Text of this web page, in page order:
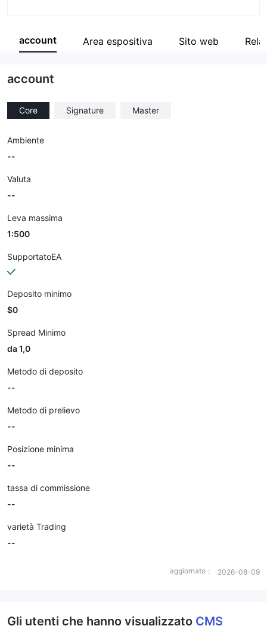
account Area espositiva Sito web
account
Core Signature Master
Ambiente
--
Valuta
--
Leva massima
1:500
SupportatoEA
Deposito minimo
$0
Spread Minimo
da 1,0
Metodo di deposito
--
Metodo di prelievo
--
Posizione minima
--
tassa di commissione
--
varietà Trading
--
aggiornato： 2026-08-09
Gli utenti che hanno visualizzato CMS